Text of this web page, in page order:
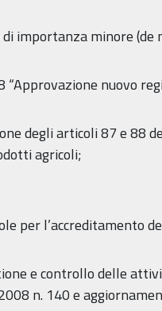
importanza minore (de
nuovo
degli articoli 87 e 88
agricoli;
per l’accreditamento
e controllo delle
n. 140 e